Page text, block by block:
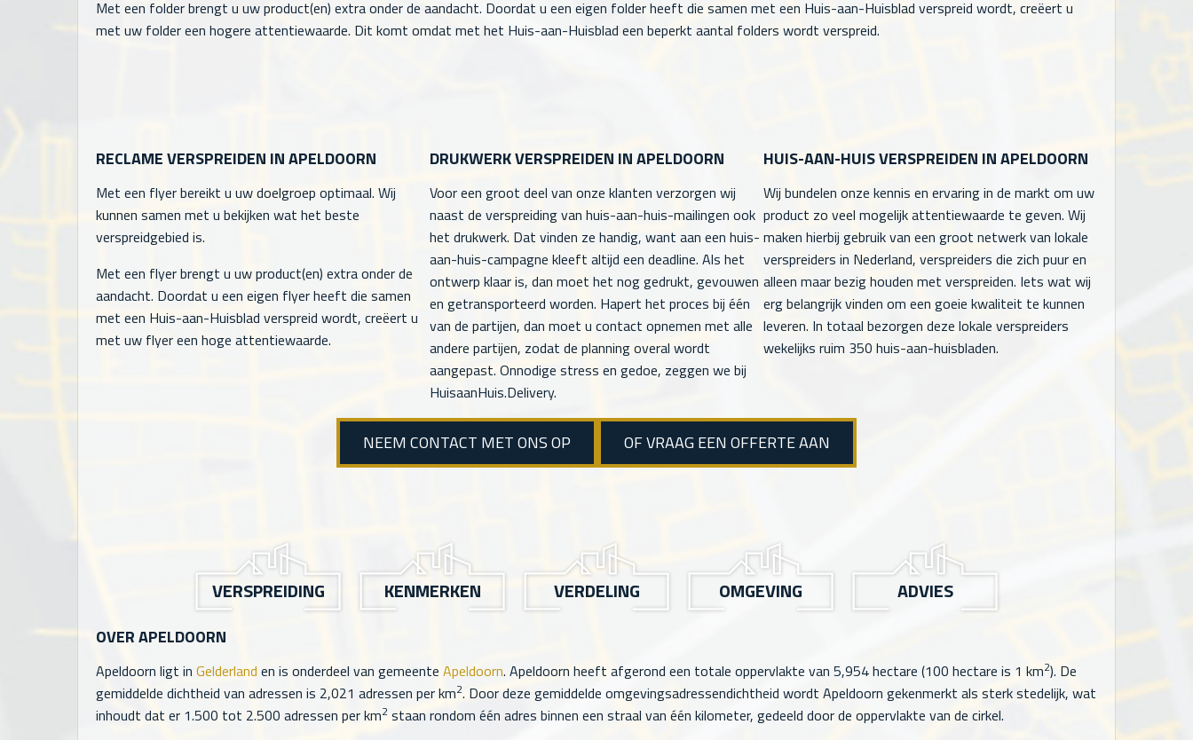
Met een folder brengt u uw product(en) extra onder de aandacht. Doordat u een eigen folder heeft die samen met een Huis-aan-Huisblad verspreid wordt, creëert u
met uw folder een hogere attentiewaarde. Dit komt omdat met het Huis-aan-Huisblad een beperkt aantal folders wordt verspreid.
RECLAME VERSPREIDEN IN APELDOORN
Met een flyer bereikt u uw doelgroep optimaal. Wij
kunnen samen met u bekijken wat het beste
verspreidgebied is.
Met een flyer brengt u uw product(en) extra onder de
aandacht. Doordat u een eigen flyer heeft die samen
met een Huis-aan-Huisblad verspreid wordt, creëert u
met uw flyer een hoge attentiewaarde.
DRUKWERK VERSPREIDEN IN APELDOORN
Voor een groot deel van onze klanten verzorgen wij
naast de verspreiding van huis-aan-huis-mailingen ook
het drukwerk. Dat vinden ze handig, want aan een huis-
aan-huis-campagne kleeft altijd een deadline. Als het
ontwerp klaar is, dan moet het nog gedrukt, gevouwen
en getransporteerd worden. Hapert het proces bij één
van de partijen, dan moet u contact opnemen met alle
andere partijen, zodat de planning overal wordt
aangepast. Onnodige stress en gedoe, zeggen we bij
HuisaanHuis.Delivery.
HUIS-AAN-HUIS VERSPREIDEN IN APELDOORN
Wij bundelen onze kennis en ervaring in de markt om uw
product zo veel mogelijk attentiewaarde te geven. Wij
maken hierbij gebruik van een groot netwerk van lokale
verspreiders in Nederland, verspreiders die zich puur en
alleen maar bezig houden met verspreiden. Iets wat wij
erg belangrijk vinden om een goeie kwaliteit te kunnen
leveren. In totaal bezorgen deze lokale verspreiders
wekelijks ruim 350 huis-aan-huisbladen.
NEEM CONTACT MET ONS OP OF VRAAG EEN OFFERTE AAN
VERSPREIDING KENMERKEN VERDELING OMGEVING ADVIES
OVER APELDOORN
Apeldoorn ligt in Gelderland en is onderdeel van gemeente Apeldoorn. Apeldoorn heeft afgerond een totale oppervlakte van 5,954hectare (100 hectare is 1 km2). De
gemiddelde dichtheid van adressen is 2,021 adressen per km2. Door deze gemiddelde omgevingsadressendichtheid wordt Apeldoorn gekenmerkt als sterk stedelijk, wat
inhoudt dat er 1.500 tot 2.500 adressen per km2 staan rondom één adres binnen een straal van één kilometer, gedeeld door de oppervlakte van de cirkel.